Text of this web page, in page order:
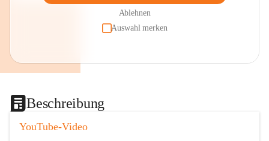
Ablehnen
Auswahl merken
Beschreibung
YouTube-Video